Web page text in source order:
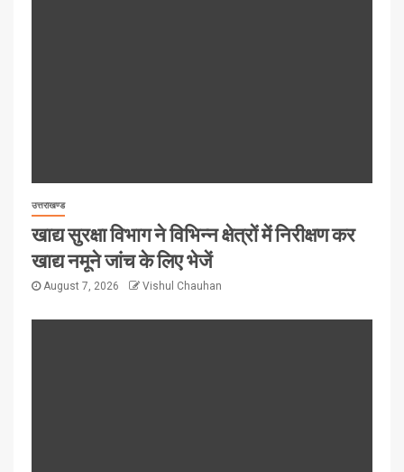
उत्तराखण्ड
खाद्य सुरक्षा विभाग ने विभिन्न क्षेत्रों में निरीक्षण कर
खाद्य नमूने जांच के लिए भेजें
August 7, 2026 Vishul Chauhan